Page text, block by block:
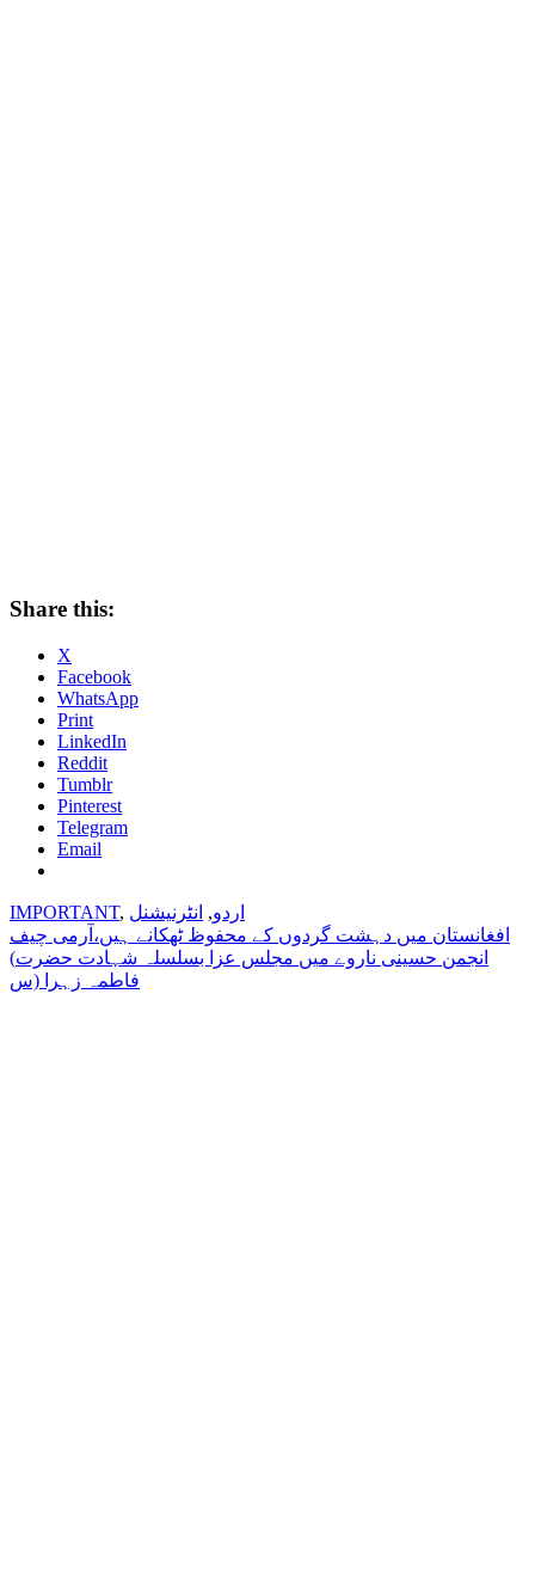
Share this:
X
Facebook
WhatsApp
Print
LinkedIn
Reddit
Tumblr
Pinterest
Telegram
Email
IMPORTANT, اردو, انٹرنیشنل
Post
navigation
افغانستان میں دہشت گردوں کے محفوظ ٹھکانے ہیں،آرمی چیف
(انجمن حسینی ناروے میں مجلس عزا بسلسلہ شہادت حضرت
فاطمہ زہرا (س